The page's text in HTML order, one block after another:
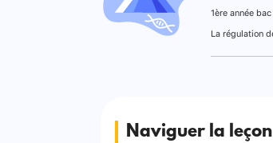
1ère année bac
Naviguer la leçon